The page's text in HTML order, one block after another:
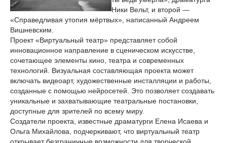
Ники Вельт, и второй —
«Справедливая утопия мёртвых», написанный Андреем
Вишневским.
Проект «Виртуальный театр» представляет собой
инновационное направление в сценическом искусстве,
сочетающее элементы кино, театра и современных
технологий. Визуальная составляющая проекта может
включать видеоарт, художественные инсталляции и работы,
созданные с помощью нейросетей. Это позволяет создавать
уникальные и захватывающие театральные постановки,
доступные для зрителей по всему миру.
Создатели проекта, известные драматурги Елена Исаева и
Ольга Михайлова, подчеркивают, что виртуальный театр